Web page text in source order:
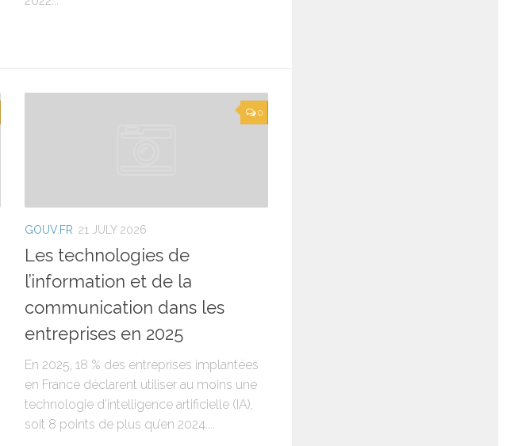
0
GOUV.FR 21 JULY 2026
Les technologies de
l’information et de la
communication dans les
entreprises en 2025
En 2025, 18 % des entreprises implantées
en France déclarent utiliser au moins une
technologie d’intelligence artificielle (IA),
soit 8 points de plus qu’en 2024....